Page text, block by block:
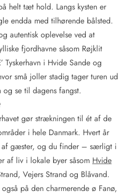
helt tæt hold. Langs kysten er
endda med tilhørende bålsted.
autentisk oplevelse ved at
fjordhavne såsom Røjklit
i Hvide Sande og
små joller stadig tager turen ud
se til dagens fangst.
gør strækningen til ét af de
i hele Danmark. Hvert år
af gæster, og du finder – særligt i
af liv i lokale byer såsom Hvide
Vejers Strand og Blåvand.
på den charmerende ø Fanø,